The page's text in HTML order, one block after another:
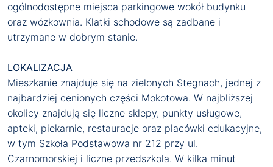
ogólnodostępne miejsca parkingowe wokół budynku
oraz wózkownia. Klatki schodowe są zadbane i
utrzymane w dobrym stanie.
LOKALIZACJA
Mieszkanie znajduje się na zielonych Stegnach, jednej z
najbardziej cenionych części Mokotowa. W najbliższej
okolicy znajdują się liczne sklepy, punkty usługowe,
apteki, piekarnie, restauracje oraz placówki edukacyjne,
w tym Szkoła Podstawowa nr 212 przy ul.
Czarnomorskiej i liczne przedszkola. W kilka minut